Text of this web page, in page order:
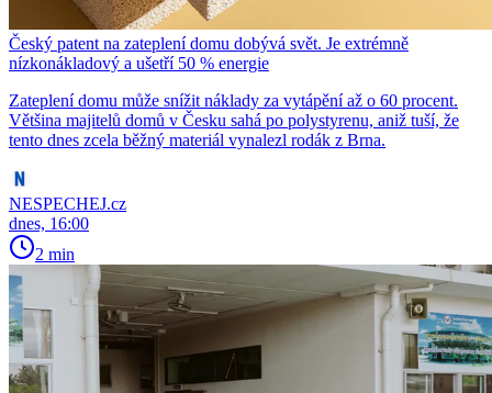
Český patent na zateplení domu dobývá svět. Je extrémně
nízkonákladový a ušetří 50 % energie
Zateplení domu může snížit náklady za vytápění až o 60 procent.
Většina majitelů domů v Česku sahá po polystyrenu, aniž tuší, že
tento dnes zcela běžný materiál vynalezl rodák z Brna.
NESPECHEJ.cz
dnes, 16:00
2 min